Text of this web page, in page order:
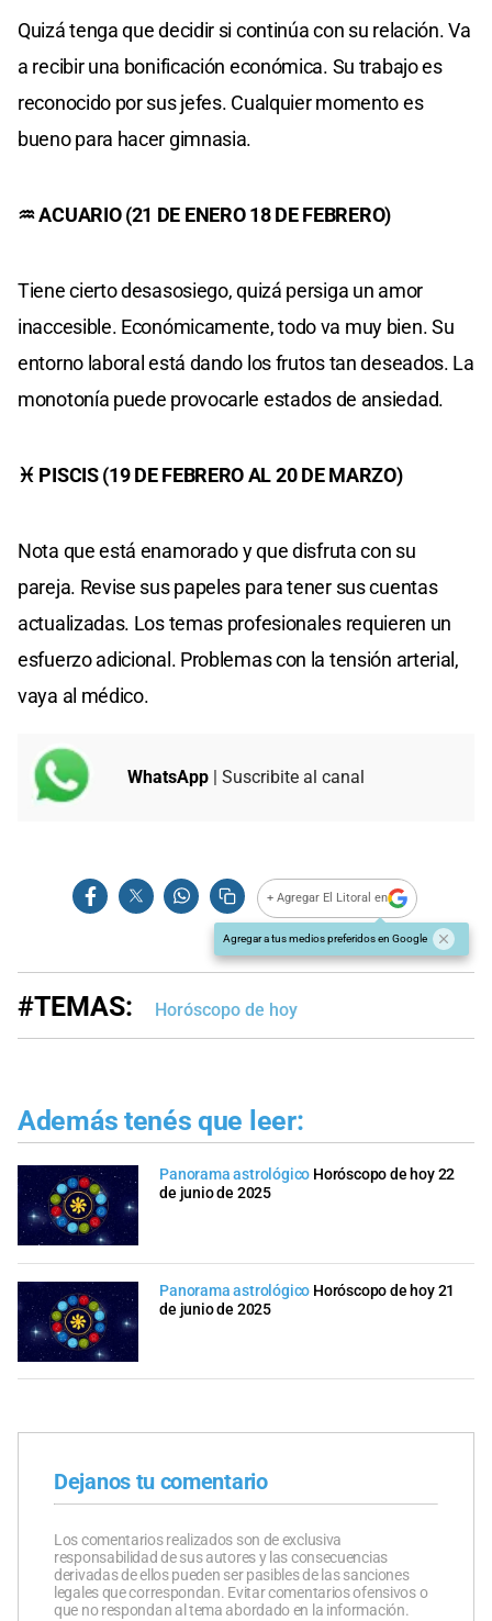
Quizá tenga que decidir si continúa con su relación. Va
a recibir una bonificación económica. Su trabajo es
reconocido por sus jefes. Cualquier momento es
bueno para hacer gimnasia.
♒ ACUARIO (21 DE ENERO 18 DE FEBRERO)
Tiene cierto desasosiego, quizá persiga un amor
inaccesible. Económicamente, todo va muy bien. Su
entorno laboral está dando los frutos tan deseados. La
monotonía puede provocarle estados de ansiedad.
♓ PISCIS (19 DE FEBRERO AL 20 DE MARZO)
Nota que está enamorado y que disfruta con su
pareja. Revise sus papeles para tener sus cuentas
actualizadas. Los temas profesionales requieren un
esfuerzo adicional. Problemas con la tensión arterial,
vaya al médico.
WhatsApp | Suscribite al canal
+ Agregar El Litoral en
Agregar a tus medios preferidos en Google
#TEMAS: Horóscopo de hoy
Además tenés que leer:
Panorama astrológico Horóscopo de hoy 22
de junio de 2025
Panorama astrológico Horóscopo de hoy 21
de junio de 2025
Dejanos tu comentario
Los comentarios realizados son de exclusiva
responsabilidad de sus autores y las consecuencias
derivadas de ellos pueden ser pasibles de las sanciones
legales que correspondan. Evitar comentarios ofensivos o
que no respondan al tema abordado en la información.